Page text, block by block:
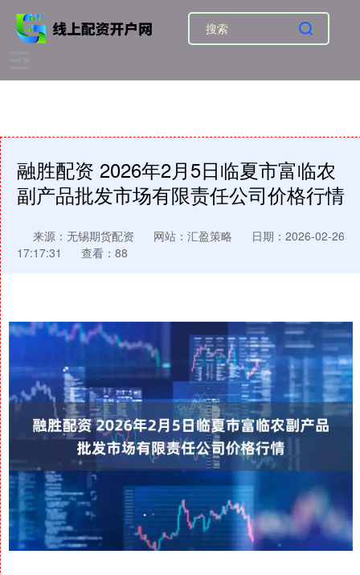
融胜配资 2026年2月5日临夏市富临农
副产品批发市场有限责任公司价格行情
来源：无锡期货配资 网站：汇盈策略
日期：2026-02-26
17:17:31
查看：88